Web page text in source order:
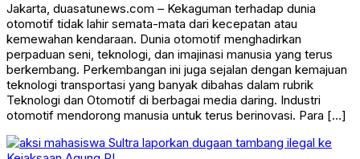
Jakarta, duasatunews.com – Kekaguman terhadap dunia
otomotif tidak lahir semata-mata dari kecepatan atau
kemewahan kendaraan. Dunia otomotif menghadirkan
perpaduan seni, teknologi, dan imajinasi manusia yang terus
berkembang. Perkembangan ini juga sejalan dengan kemajuan
teknologi transportasi yang banyak dibahas dalam rubrik
Teknologi dan Otomotif di berbagai media daring. Industri
otomotif mendorong manusia untuk terus berinovasi. Para […]